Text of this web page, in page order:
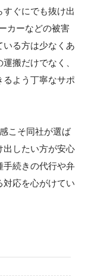
ぐにでも抜け出
カーなどの被害
いる方は少なくあ
搬だけでなく、
るよう丁寧なサポ
こそ同社が選ば
出したい方が安心
手続きの代行や弁
応を心がけてい